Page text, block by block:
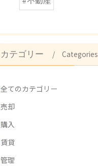
カテゴリー Categories
全てのカテゴリー
売却
購入
賃貸
管理